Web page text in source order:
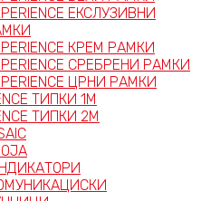
ЕКСЛУЗИВНИ
КРЕМ РАМКИ
СРЕБРЕНИ РАМКИ
ЦРНИ РАМКИ
ТИПКИ 1M
ТИПКИ 2М